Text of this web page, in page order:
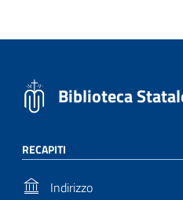
Biblioteca
RECAPITI
Indirizzo